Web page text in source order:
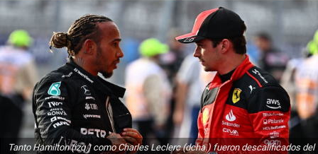
Tanto Hamilton (izq.) como Charles Leclerc (dcha.) fueron descalificados del